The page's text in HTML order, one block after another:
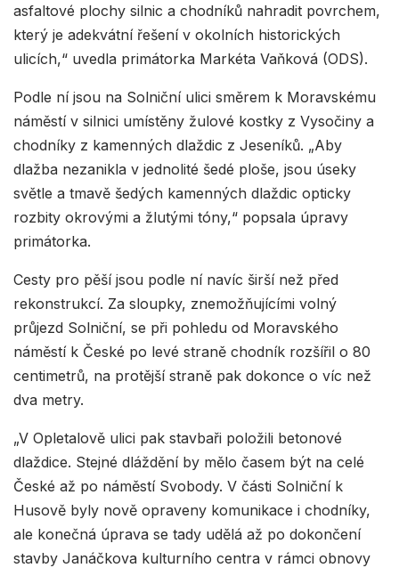
asfaltové plochy silnic a chodníků nahradit povrchem,
který je adekvátní řešení v okolních historických
ulicích,“ uvedla primátorka Markéta Vaňková (ODS).
Podle ní jsou na Solniční ulici směrem k Moravskému
náměstí v silnici umístěny žulové kostky z Vysočiny a
chodníky z kamenných dlaždic z Jeseníků. „Aby
dlažba nezanikla v jednolité šedé ploše, jsou úseky
světle a tmavě šedých kamenných dlaždic opticky
rozbity okrovými a žlutými tóny,“ popsala úpravy
primátorka.
Cesty pro pěší jsou podle ní navíc širší než před
rekonstrukcí. Za sloupky, znemožňujícími volný
průjezd Solniční, se při pohledu od Moravského
náměstí k České po levé straně chodník rozšířil o 80
centimetrů, na protější straně pak dokonce o víc než
dva metry.
„V Opletalově ulici pak stavbaři položili betonové
dlaždice. Stejné dláždění by mělo časem být na celé
České až po náměstí Svobody. V části Solniční k
Husově byly nově opraveny komunikace i chodníky,
ale konečná úprava se tady udělá až po dokončení
stavby Janáčkova kulturního centra v rámci obnovy